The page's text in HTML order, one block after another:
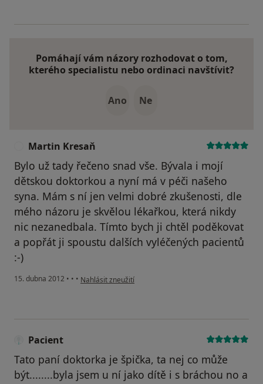
Pomáhají vám názory rozhodovat o tom,
kterého specialistu nebo ordinaci navštívit?
Ano Ne
Martin Kresaň
Bylo už tady řečeno snad vše. Bývala i mojí
dětskou doktorkou a nyní má v péči našeho
syna. Mám s ní jen velmi dobré zkušenosti, dle
mého názoru je skvělou lékařkou, která nikdy
nic nezanedbala. Tímto bych ji chtěl poděkovat
a popřát ji spoustu dalších vyléčených pacientů
:-)
15. dubna 2012 • • • podle názoru uživatele Martin Kresaň
Nahlásit zneužití
Pacient
Tato paní doktorka je špička, ta nej co může
být........byla jsem u ní jako dítě i s bráchou no a